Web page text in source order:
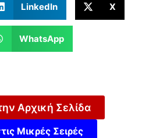
LinkedIn X
WhatsApp
Αρχική Σελίδα
Μικρές Σειρές